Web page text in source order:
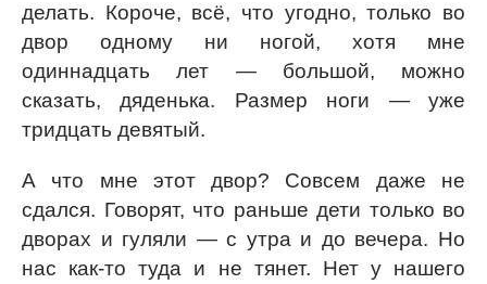
делать. Короче, всё, что угодно, только во
двор одному ни ногой, хотя мне
одиннадцать лет — большой, можно
сказать, дяденька. Размер ноги — уже
тридцать девятый.
А что мне этот двор? Совсем даже не
сдался. Говорят, что раньше дети только во
дворах и гуляли — с утра и до вечера. Но
нас как-то туда и не тянет. Нет у нашего